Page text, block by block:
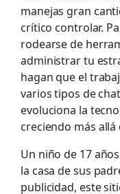
manejas gran
crítico controlar.
rodearse de
administrar tu
hagan que el
varios tipos de
evoluciona la
creciendo más
Un niño de 17
la casa de sus
publicidad, este